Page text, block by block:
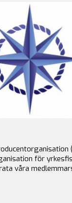
för
våra